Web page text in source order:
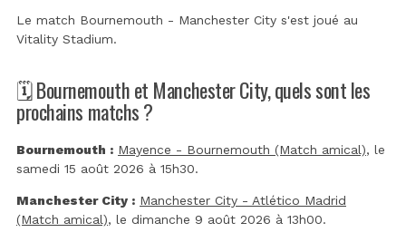
Le match Bournemouth - Manchester City s'est joué au
Vitality Stadium.
🗓️ Bournemouth et Manchester City, quels sont les
prochains matchs ?
Bournemouth : Mayence - Bournemouth (Match amical), le
samedi 15 août 2026 à 15h30.
Manchester City : Manchester City - Atlético Madrid
(Match amical), le dimanche 9 août 2026 à 13h00.